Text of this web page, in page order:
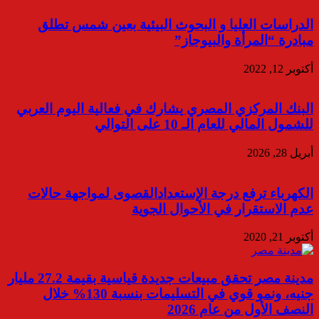
الدراسات العليا و البحوث البيئية بعين شمس تطلق
مبادرة “المرأة والبيوجاز”
أكتوبر 12, 2022
البنك المركزي المصري يشارك في فعالية اليوم العربي
للشمول المالي للعام الـ 10 على التوالي
أبريل 28, 2026
الكهرباء ترفع درجة الإستعدادالقصوى لمواجهة حالات
عدم الاستقرار في الأحوال الجوية
أكتوبر 21, 2020
مدينة مصر تحقق مبيعات جديدة قياسية بقيمة 27.2 مليار
جنيه، ونمو قوي في التسليمات بنسبة 130% خلال
النصف الأول من عام 2026